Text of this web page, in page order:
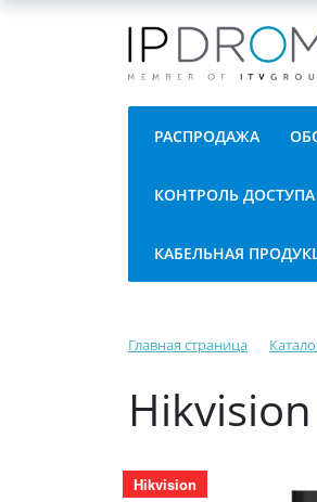
РАСПРОДАЖА
КОНТРОЛЬ ДОСТУПА
КАБЕЛЬНАЯ
Главная страница
Hikvision